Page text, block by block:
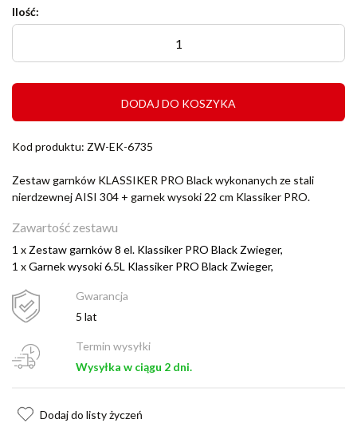
Ilość:
DODAJ DO KOSZYKA
Kod produktu: ZW-EK-6735
Zestaw garnków KLASSIKER PRO Black wykonanych ze stali
nierdzewnej AISI 304 + garnek wysoki 22 cm Klassiker PRO.
Zawartość zestawu
1 x Zestaw garnków 8 el. Klassiker PRO Black Zwieger,
1 xGarnek wysoki 6.5L Klassiker PRO Black Zwieger,
Gwarancja
5 lat
Termin wysyłki
Wysyłka w ciągu 2 dni.
Dodaj do listy życzeń